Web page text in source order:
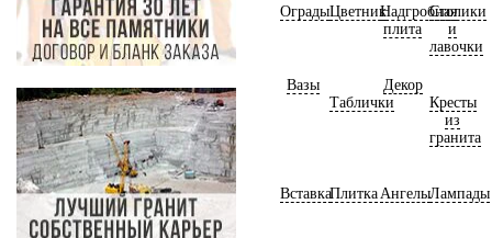
ОградыЦветникНадгробная
плита
Столики
и
лавочки
Вазы
Таблички
Декор
Кресты
из
гранита
ВставкаПлитка АнгелыЛампады